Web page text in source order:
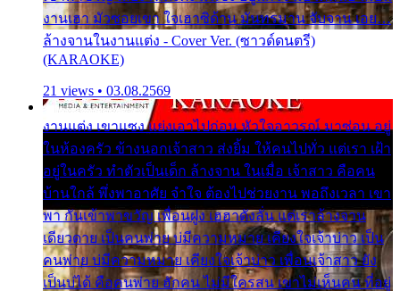
งานเฮา มัวซอยเขา ใจเฮาซิด้าน มันทรมาน จับจาน เอย…
ล้างจานในงานแต่ง - Cover Ver. (ซาวด์ดนตรี)
(KARAOKE)
21 views • 03.08.2569
งานแต่ง เขาแซง แย่งเอาไปก่อน หัวใจอาวรณ์ มาซ่อน อยู่
ในห้องครัว ข้างนอกเจ้าสาว ส่งยิ้ม ให้คนไปทั่ว แต่เรา เฝ้า
อยู่ในครัว ทำตัวเป็นเด็ก ล้างจาน ในเมื่อ เจ้าสาว คือคน
บ้านใกล้ พึ่งพาอาศัย จำใจ ต้องไปช่วยงาน พอถึงเวลา เขา
พา กันเข้าพาขวัญ เพื่อนฝูง เฮฮาดังลั่น แต่เราล้างจาน
เดียวดาย เป็นคนพ่าย บ่มีความหมาย เคียงใจเจ้าบ่าว เป็น
คนพ่าย บ่มีความหมาย เคียงใจเจ้าบ่าว เพื่อนเจ้าสาว ยัง
เป็นบ่ได้ คือคนพ่าย ฮักคน ไม่มีใครสน เขาไม่เห็นคน ที่อยู่